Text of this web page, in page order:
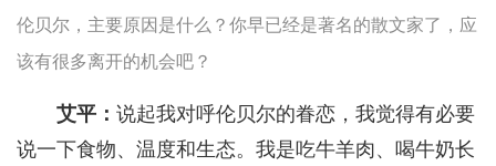
伦贝尔，主要原因是什么？你早已经是著名的散文家了，应
该有很多离开的机会吧？
艾平： 说起我对呼伦贝尔的眷恋，我觉得有必要
说一下食物、温度和生态。我是吃牛羊肉、喝牛奶长